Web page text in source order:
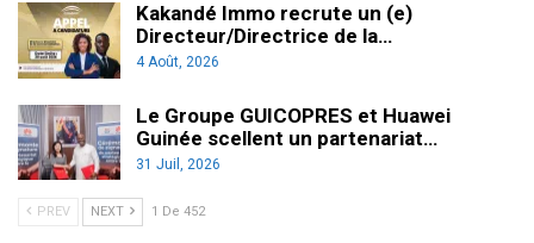
Kakandé Immo recrute un (e)
Directeur/Directrice de la…
4 Août, 2026
Le Groupe GUICOPRES et Huawei
Guinée scellent un partenariat…
31 Juil, 2026
PREV NEXT 1 De 452